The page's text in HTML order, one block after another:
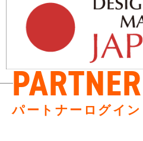
PARTNER
パートナーログイン